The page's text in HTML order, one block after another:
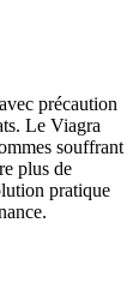
précaution
Le Viagra
souffrant
plus de
pratique